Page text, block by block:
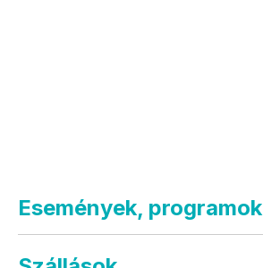
Események, programok